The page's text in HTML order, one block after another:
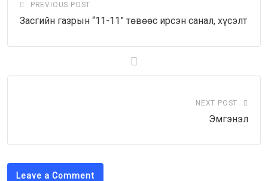
PREVIOUS POST
Засгийн газрын “11-11” төвөөс ирсэн санал, хүсэлт
NEXT POST
Эмгэнэл
Leave a Comment